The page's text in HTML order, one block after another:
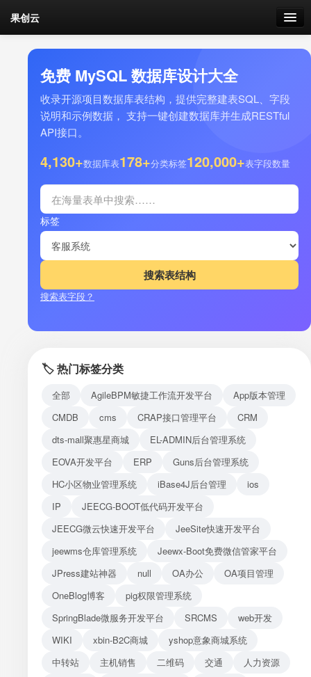
果创云
数据表单
API接口
云存储
剩余接口流量
加流量
接口测试
免费 MySQL 数据库设计大全
收录开源项目数据库表结构，提供完整建表SQL、字段
说明和示例数据， 支持一键创建数据库并生成RESTful
API接口。
4,130+数据库表178+分类标签120,000+表字段数量
标签
搜索表字段？
🏷️ 热门标签分类
全部 AgileBPM敏捷工作流开发平台
App版本管理
CMDB
cms CRAP接口管理平台
CRM
dts-mall聚惠星商城
EL-ADMIN后台管理系统
EOVA开发平台
ERP
Guns后台管理系统
HC小区物业管理系统
iBase4J后台管理
ios
IP
JEECG-BOOT低代码开发平台
JEECG微云快速开发平台
JeeSite快速开发平台
jeewms仓库管理系统
Jeewx-Boot免费微信管家平台
JPress建站神器
null OA办公
OA项目管理
OneBlog博客
pig权限管理系统
SpringBlade微服务开发平台
SRCMS
web开发
WIKI
xbin-B2C商城
yshop意象商城系统
中转站
主机销售 二维码 交通
人力资源